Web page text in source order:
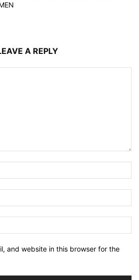
A REPLY
and website in this browser for the